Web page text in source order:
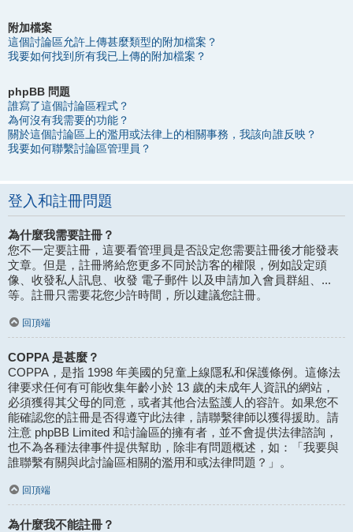
附加檔案
這個討論區允許上傳甚麼類型的附加檔案？
我要如何找到所有我已上傳的附加檔案？
phpBB 問題
誰寫了這個討論區程式？
為何沒有我需要的功能？
關於這個討論區上的濫用或法律上的相關事務，我該向誰反映？
我要如何聯繫討論區管理員？
登入和註冊問題
為什麼我需要註冊？
您不一定要註冊，這要看管理員是否設定您需要註冊後才能發表
文章。但是，註冊將給您更多不同於訪客的權限，例如設定頭
像、收發私人訊息、收發 電子郵件 以及申請加入會員群組、...
等。註冊只需要花您少許時間，所以建議您註冊。
回頂端
COPPA 是甚麼？
COPPA，是指 1998 年美國的兒童上線隱私和保護條例。這條法
律要求任何有可能收集年齡小於 13 歲的未成年人資訊的網站，
必須獲得其父母的同意，或者其他合法監護人的容許。如果您不
能確認您的註冊是否得遵守此法律，請聯繫律師以獲得援助。請
注意 phpBB Limited 和討論區的擁有者，並不會提供法律諮詢，
也不為各種法律事件提供幫助，除非有問題概述，如：「我要與
誰聯繫有關與此討論區相關的濫用和或法律問題？」。
回頂端
為什麼我不能註冊？